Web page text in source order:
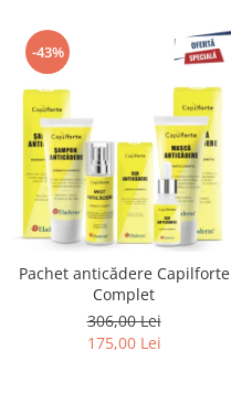
-43%
Pachet anticădere Capilforte
Complet
306,00 Lei
175,00 Lei